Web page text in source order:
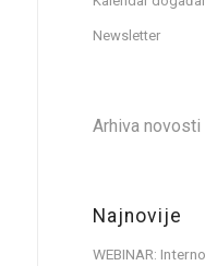
Newsletter
Arhiva novosti
Najnovije
WEBINAR: